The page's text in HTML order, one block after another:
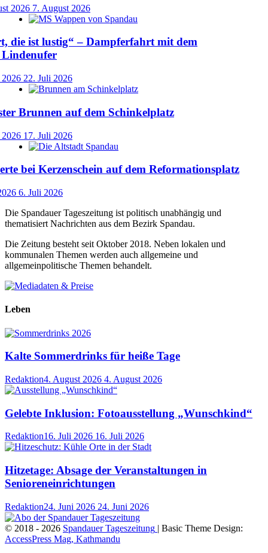
2026 7. August 2026
die ist lustig“ – Dampferfahrt mit dem
22. Juli 2026
Brunnen auf dem Schinkelplatz
17. Juli 2026
bei Kerzenschein auf dem Reformationsplatz
6. Juli 2026
Die Spandauer Tageszeitung ist politisch unabhängig und
thematisiert Nachrichten aus dem Bezirk Spandau.
Die Zeitung besteht seit Oktober 2018. Neben lokalen und
kommunalen Themen werden auch allgemeine und
allgemeinpolitische Themen behandelt.
Leben
Kalte Sommerdrinks für heiße Tage
Redaktion4. August 2026 4. August 2026
Gelebte Inklusion: Fotoausstellung „Wunschkind“
Redaktion16. Juli 2026 16. Juli 2026
Hitzetage: Absage der Veranstaltungen in
Senioreneinrichtungen
Redaktion24. Juni 2026 24. Juni 2026
© 2018 - 2026 Spandauer Tageszeitung | Basic Theme Design:
AccessPress Mag, Kathmandu